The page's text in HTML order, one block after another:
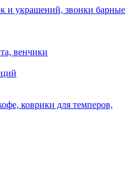
и украшений, звонки барные
венчики
коврики для темперов,